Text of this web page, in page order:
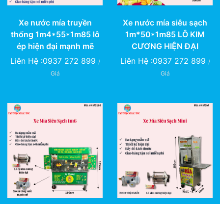
Xe nước mía truyền
thống 1m4*55*1m85 lô
ép hiện đại mạnh mẽ
Liên Hệ :0937 272 899 /
Giá
Xe nước mía siêu sạch
1m*50*1m85 LÔ KIM
CƯƠNG HIỆN ĐẠI
Liên Hệ :0937 272 899 /
Giá